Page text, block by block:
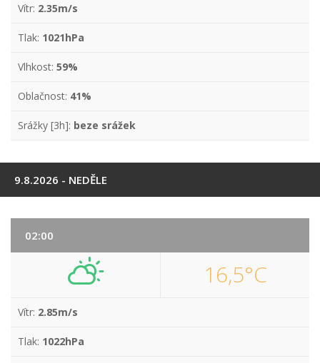
Vítr: 2.35m/s
Tlak: 1021hPa
Vlhkost: 59%
Oblačnost: 41%
Srážky [3h]: beze srážek
9.8.2026 - NEDĚLE
02:00
16,5°C
Vítr: 2.85m/s
Tlak: 1022hPa